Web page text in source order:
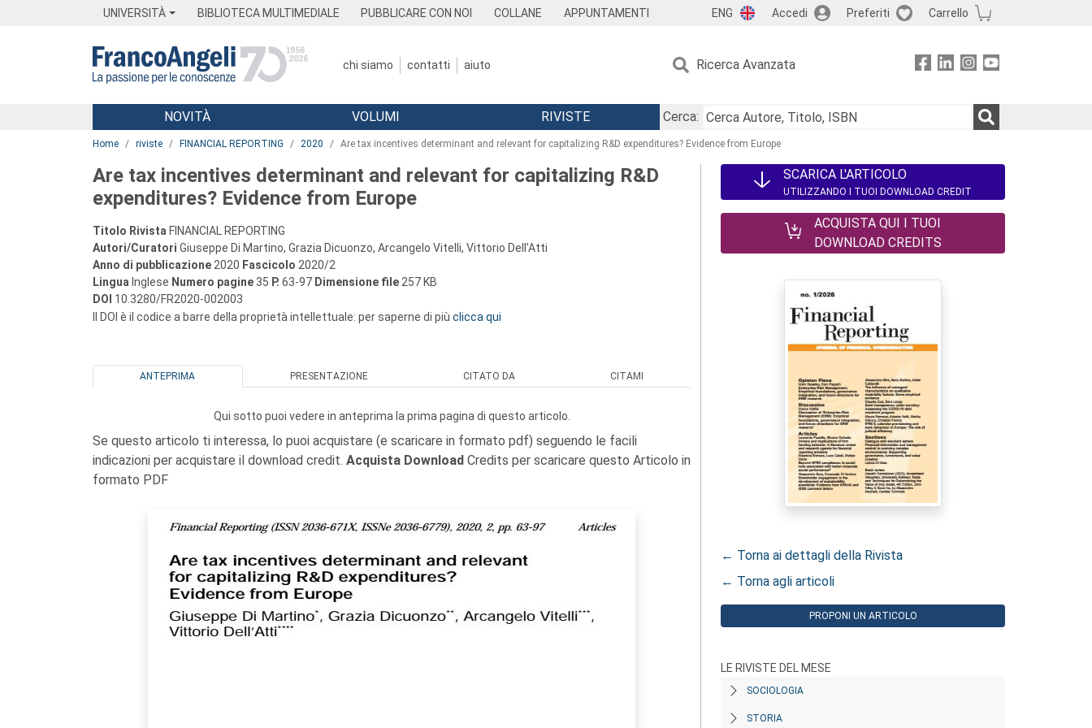
UNIVERSITÀ BIBLIOTECA MULTIMEDIALE PUBBLICARE CON NOI COLLANE APPUNTAMENTI ENG Accedi Preferiti Carrello
chi siamo contatti aiuto Ricerca Avanzata
Menu
NOVITÀ VOLUMI RIVISTE
Cerca:
Home riviste FINANCIAL REPORTING 2020 Are tax incentives determinant and relevant for capitalizing R&D expenditures? Evidence from Europe
Are tax incentives determinant and relevant for capitalizing R&D
expenditures? Evidence from Europe
Titolo Rivista FINANCIAL REPORTING
Autori/Curatori Giuseppe Di Martino, Grazia Dicuonzo, Arcangelo Vitelli, Vittorio Dell’Atti
Anno di pubblicazione 2020 Fascicolo 2020/2
Lingua Inglese Numero pagine 35 P. 63-97 Dimensione file 257 KB
DOI 10.3280/FR2020-002003
Il DOI è il codice a barre della proprietà intellettuale: per saperne di più clicca qui
ANTEPRIMA PRESENTAZIONE CITATO DA CITAMI
Qui sotto puoi vedere in anteprima la prima pagina di questo articolo.
Se questo articolo ti interessa, lo puoi acquistare (e scaricare in formato pdf) seguendo le facili
indicazioni per acquistare il download credit. Acquista Download Credits per scaricare questo Articolo in
formato PDF
SCARICA L'ARTICOLO
UTILIZZANDO I TUOI DOWNLOAD CREDIT
ACQUISTA QUI I TUOI
DOWNLOAD CREDITS
← Torna ai dettagli della Rivista
← Torna agli articoli
PROPONI UN ARTICOLO
LE RIVISTE DEL MESE
SOCIOLOGIA
STORIA